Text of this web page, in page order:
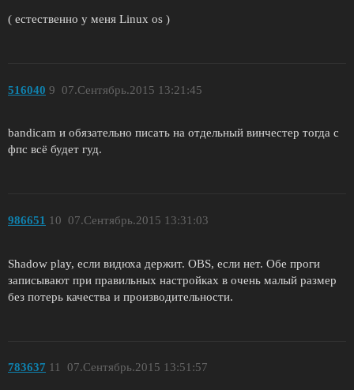
( естественно у меня Linux os )
516040 07.Сентябрь.2015 13:21:45
9
bandicam и обязательно писать на отдельный винчестер тогда с
фпс всё будет гуд.
986651 07.Сентябрь.2015 13:31:03
10
Shadow play, если видюха держит. OBS, если нет. Обе проги
записывают при правильных настройках в очень малый размер
без потерь качества и производительности.
783637 07.Сентябрь.2015 13:51:57
11